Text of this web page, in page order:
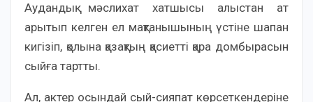
Аудандық мәслихат хатшысы алыстан ат
арытып келген ел мақтанышының үстіне шапан
кигізіп, қолына қазақтың қасиетті қара домбырасын
сыйға тартты.
Ал, актер осындай сый-сияпат көрсеткендеріне